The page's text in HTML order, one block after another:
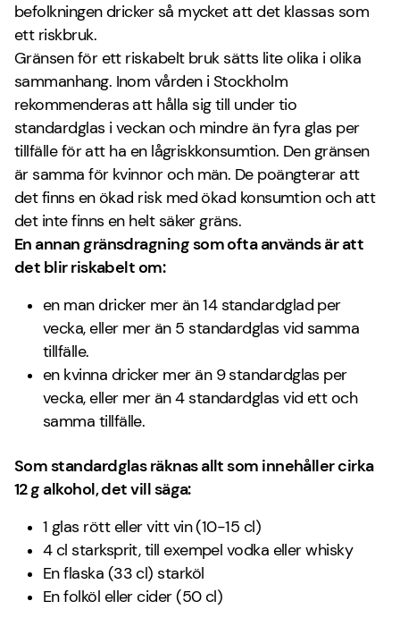
befolkningen dricker så mycket att det klassas som
ett riskbruk.
Gränsen för ett riskabelt bruk sätts lite olika i olika
sammanhang. Inom vården i Stockholm
rekommenderas att hålla sig till under tio
standardglas i veckan och mindre än fyra glas per
tillfälle för att ha en lågriskkonsumtion. Den gränsen
är samma för kvinnor och män. De poängterar att
det finns en ökad risk med ökad konsumtion och att
det inte finns en helt säker gräns.
En annan gränsdragning som ofta används är att
det blir riskabelt om:
en man dricker mer än 14 standardglad per
vecka, eller mer än 5 standardglas vid samma
tillfälle.
en kvinna dricker mer än 9 standardglas per
vecka, eller mer än 4 standardglas vid ett och
samma tillfälle.
Som standardglas räknas allt som innehåller cirka
12 g alkohol, det vill säga:
1 glas rött eller vitt vin (10-15 cl)
4 cl starksprit, till exempel vodka eller whisky
En flaska (33 cl) starköl
En folköl eller cider (50 cl)